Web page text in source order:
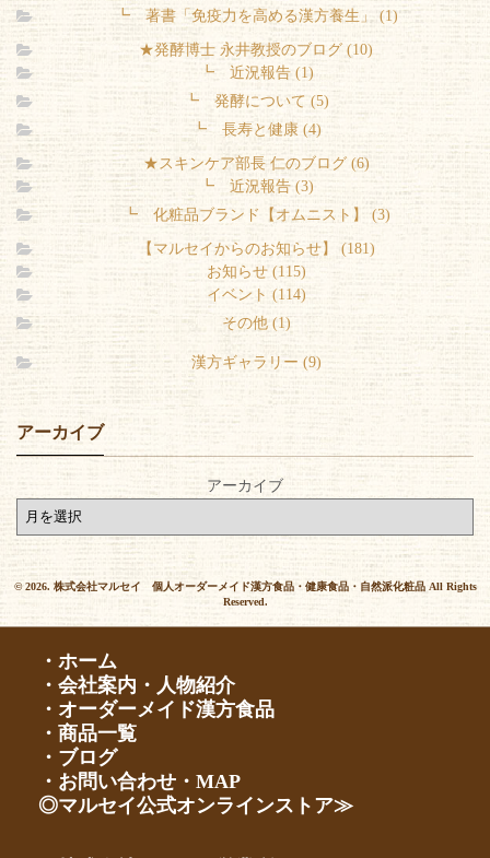
┗ 著書「免疫力を高める漢方養生」 (1)
★発酵博士 永井教授のブログ (10)
┗ 近況報告 (1)
┗ 発酵について (5)
┗ 長寿と健康 (4)
★スキンケア部長 仁のブログ (6)
┗ 近況報告 (3)
┗ 化粧品ブランド【オムニスト】 (3)
【マルセイからのお知らせ】 (181)
お知らせ (115)
イベント (114)
その他 (1)
漢方ギャラリー (9)
アーカイブ
アーカイブ
© 2026. 株式会社マルセイ 個人オーダーメイド漢方食品・健康食品・自然派化粧品 All Rights
Reserved.
・ホーム
・会社案内・人物紹介
・オーダーメイド漢方食品
・商品一覧
・ブログ
・お問い合わせ・MAP
◎マルセイ公式オンラインストア≫